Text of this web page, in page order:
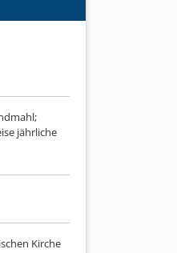
jährliche
Kirche